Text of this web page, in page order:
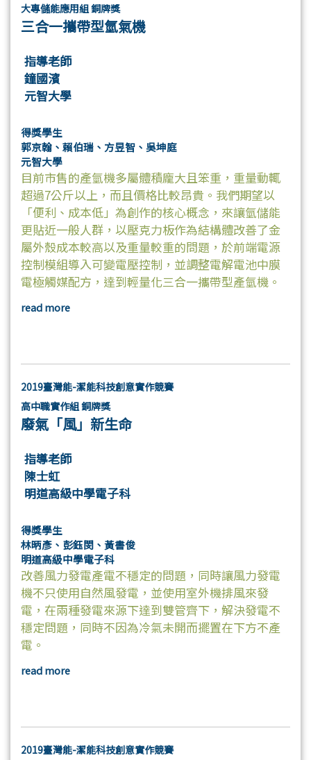
大專儲能應用組 銅牌獎
三合一攜帶型氫氣機
指導老師
鐘國濱
元智大學
得獎學生
郭京翰、賴伯瑞、方昱智、吳坤庭
元智大學
目前市售的產氫機多屬體積龐大且笨重，重量動輒
超過7公斤以上，而且價格比較昂貴。我們期望以
「便利、成本低」為創作的核心概念，來讓氫儲能
更貼近一般人群，以壓克力板作為結構體改善了金
屬外殼成本較高以及重量較重的問題，於前端電源
控制模組導入可變電壓控制，並調整電解電池中膜
電極觸媒配方，達到輕量化三合一攜帶型產氫機。
read more
2019臺灣能-潔能科技創意實作競賽
高中職實作組 銅牌獎
廢氣「風」新生命
指導老師
陳士虹
明道高級中學電子科
得獎學生
林昞彥、彭鈺閔、黃書俊
明道高級中學電子科
改善風力發電產電不穩定的問題，同時讓風力發電
機不只使用自然風發電，並使用室外機排風來發
電，在兩種發電來源下達到雙管齊下，解決發電不
穩定問題，同時不因為冷氣未開而擺置在下方不產
電。
read more
2019臺灣能-潔能科技創意實作競賽